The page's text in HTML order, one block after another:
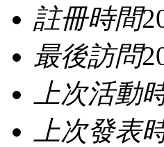
註冊時間
最後訪問
上次活動
上次發表